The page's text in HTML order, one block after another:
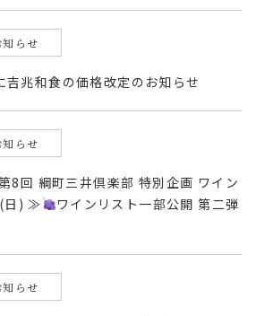
知らせ
吉兆和食の価格改定のお知らせ
知らせ
8回 綱町三井倶楽部 特別企画 ワイン
日) ≫
ワインリスト一部公開 第二弾
知らせ